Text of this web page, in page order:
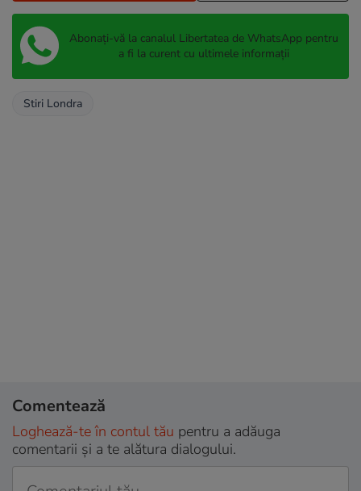
Abonați-vă la canalul Libertatea de WhatsApp pentru
a fi la curent cu ultimele informații
Stiri Londra
Comentează
Loghează-te în contul tău pentru a adăuga
comentarii și a te alătura dialogului.